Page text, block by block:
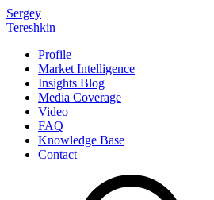
Sergey
Tereshkin
Profile
Market Intelligence
Insights Blog
Media Coverage
Video
FAQ
Knowledge Base
Contact